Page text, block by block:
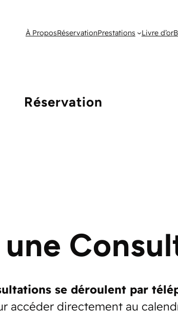
À ProposRéservationPrestations Livre d’or
Réservation
une
se déroulent par
accéder directement au